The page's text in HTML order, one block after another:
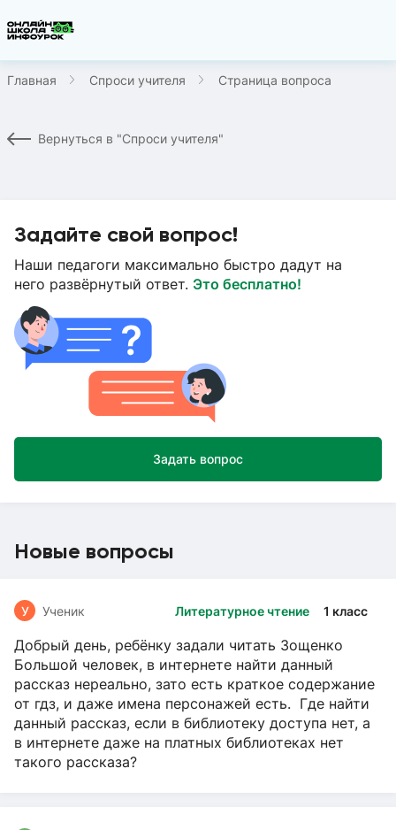
Главная Спроси учителя Страница вопроса
Вернуться в "Спроси учителя"
Задайте свой вопрос!
Наши педагоги максимально быстро дадут на
него развёрнутый ответ. Это бесплатно!
Задать вопрос
Новые вопросы
Литературное чтение 1 класс
У Ученик
Добрый день, ребёнку задали читать Зощенко
Большой человек, в интернете найти данный
рассказ нереально, зато есть краткое содержание
от гдз, и даже имена персонажей есть. Где найти
данный рассказ, если в библиотеку доступа нет, а
в интернете даже на платных библиотеках нет
такого рассказа?